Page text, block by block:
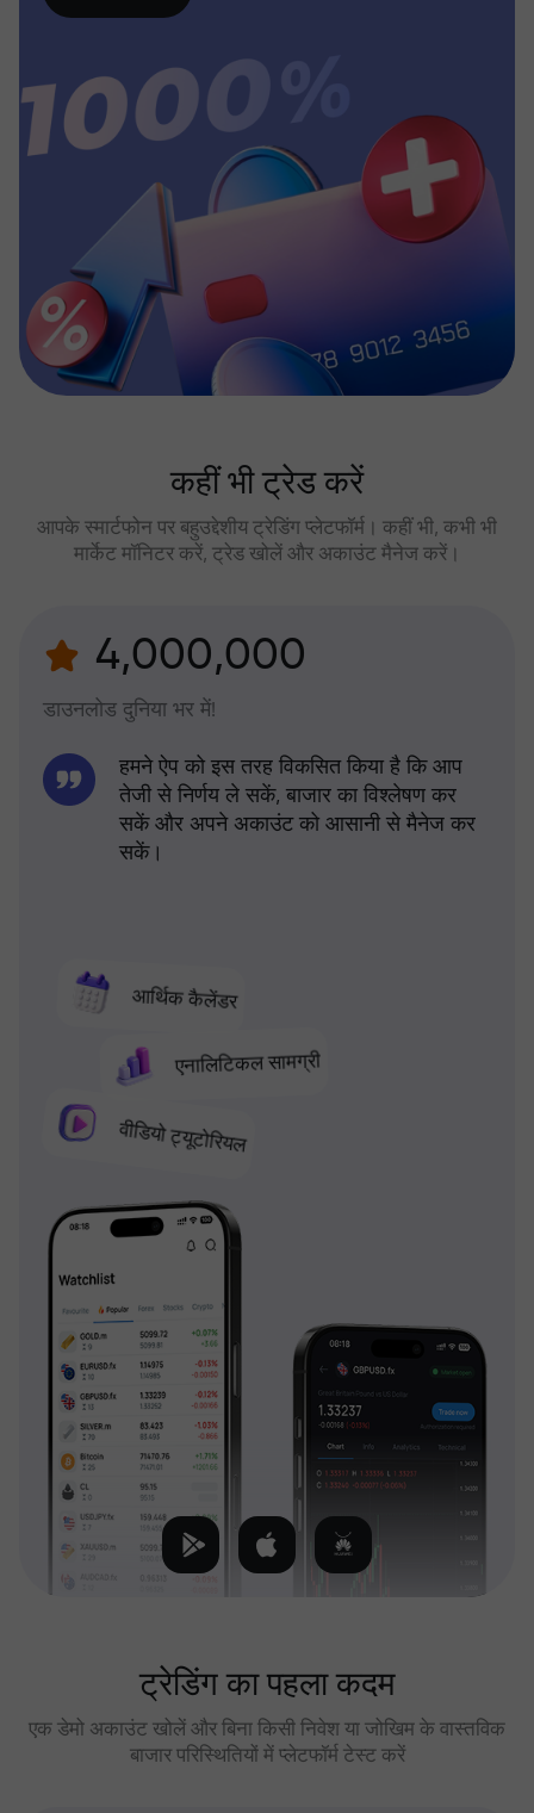
कहीं भी ट्रेड करें
आपके स्मार्टफोन पर बहुउद्देशीय ट्रेडिंग प्लेटफॉर्म। कहीं भी, कभी भी
मार्केट मॉनिटर करें, ट्रेड खोलें और अकाउंट मैनेज करें।
4,000,000
डाउनलोड दुनिया भर में!
आर्थिक कैलेंडर
एनालिटिकल सामग्री
वीडियो ट्यूटोरियल
हमने ऐप को इस तरह विकसित किया है कि आप
तेजी से निर्णय ले सकें, बाजार का विश्लेषण कर
सकें और अपने अकाउंट को आसानी से मैनेज कर
सकें।
ट्रेडिंग का पहला कदम
एक डेमो अकाउंट खोलें और बिना किसी निवेश या जोखिम के वास्तविक
बाजार परिस्थितियों में प्लेटफॉर्म टेस्ट करें